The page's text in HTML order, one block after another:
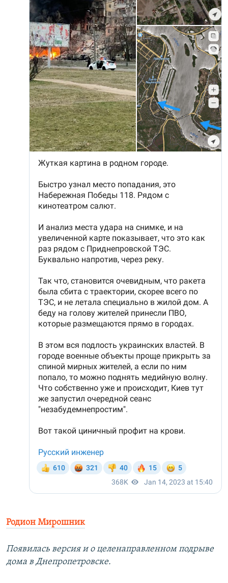
Родион Мирошник
Появилась версия и о целенаправленном подрыве
дома в Днепропетровске.